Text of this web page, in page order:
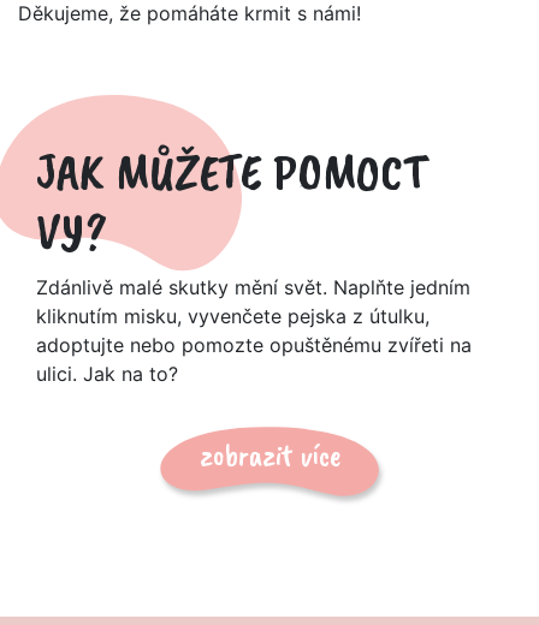
Děkujeme, že pomáháte krmit s námi!
JAK MŮŽETE POMOCT
VY?
Zdánlivě malé skutky mění svět. Naplňte jedním
kliknutím misku, vyvenčete pejska z útulku,
adoptujte nebo pomozte opuštěnému zvířeti na
ulici. Jak na to?
zobrazit více